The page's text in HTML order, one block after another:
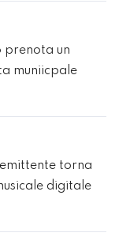
prenota un
muniicpale
torna
digitale